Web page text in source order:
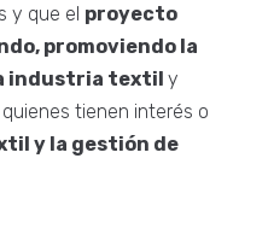
y que el proyecto
promoviendo la
industria textil y
tienen interés o
y la gestión de